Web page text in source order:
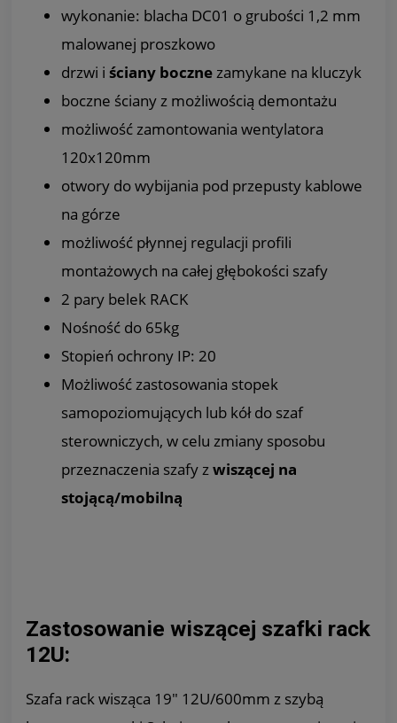
wykonanie: blacha DC01 o grubości 1,2 mm
malowanej proszkowo
drzwi i ściany boczne zamykane na kluczyk
boczne ściany z możliwością demontażu
możliwość zamontowania wentylatora
120x120mm
otwory do wybijania pod przepusty kablowe
na górze
możliwość płynnej regulacji profili
montażowych na całej głębokości szafy
2 pary belek RACK
Nośność do 65kg
Stopień ochrony IP: 20
Możliwość zastosowania stopek
samopoziomujących lub kół do szaf
sterowniczych, w celu zmiany sposobu
przeznaczenia szafy z wiszącej na
stojącą/mobilną
Zastosowanie wiszącej szafki rack
12U:
Szafa rack wisząca 19" 12U/600mm z szybą